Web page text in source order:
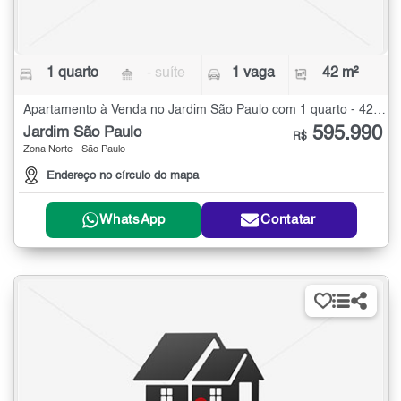
1 quarto - suíte 1 vaga 42 m²
Jardim São Paulo
Zona Norte - São Paulo
Endereço no círculo do mapa
R$ 595.990
WhatsApp Contatar